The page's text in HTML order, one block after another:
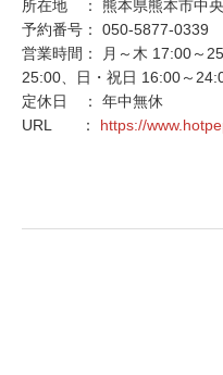
所在地 ： 熊本県熊本市中
予約番号： 050-5877-0339
営業時間： 月～木 17:00～
25:00、日・祝日 16:00～
定休日 ： 年中無休
URL ： https://